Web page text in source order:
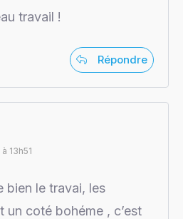
travail !
Répondre
13h51
bien le travai, les
un coté bohéme , c’est